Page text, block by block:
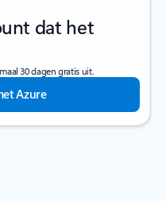
dat het
30 dagen gratis uit.
Azure